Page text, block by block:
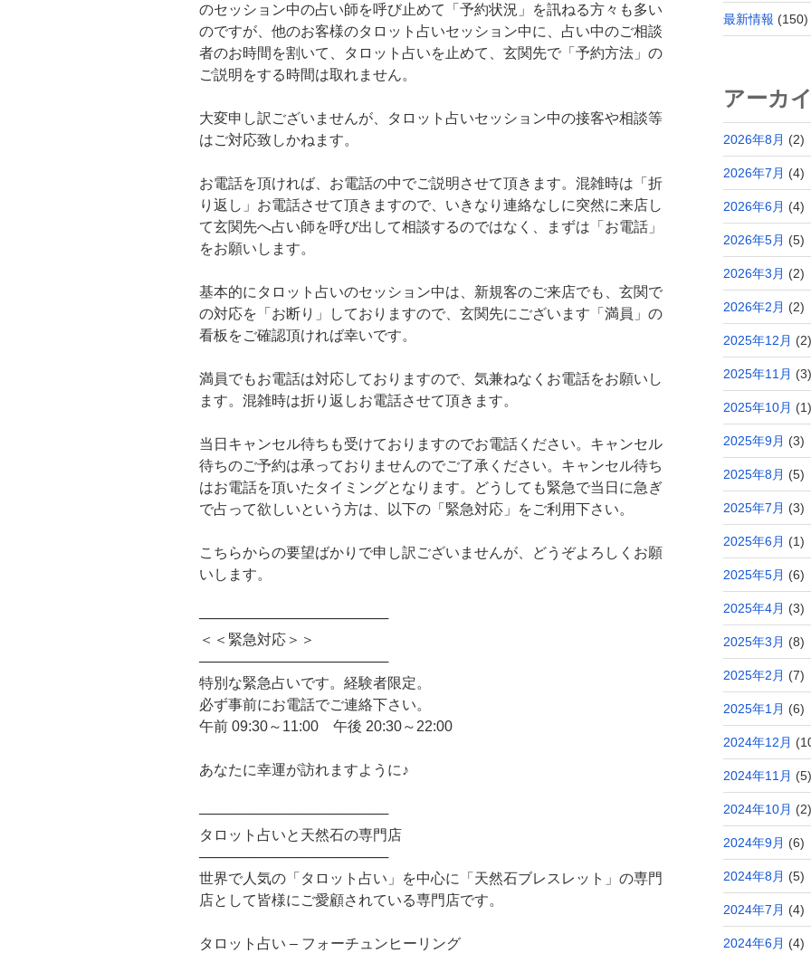
のセッション中の占い師を呼び止めて「予約状況」を訊ねる方々も多い
のですが、他のお客様のタロット占いセッション中に、占い中のご相談
者のお時間を割いて、タロット占いを止めて、玄関先で「予約方法」の
ご説明をする時間は取れません。
大変申し訳ございませんが、タロット占いセッション中の接客や相談等
はご対応致しかねます。
お電話を頂ければ、お電話の中でご説明させて頂きます。混雑時は「折
り返し」お電話させて頂きますので、いきなり連絡なしに突然に来店し
て玄関先へ占い師を呼び出して相談するのではなく、まずは「お電話」
をお願いします。
基本的にタロット占いのセッション中は、新規客のご来店でも、玄関で
の対応を「お断り」しておりますので、玄関先にございます「満員」の
看板をご確認頂ければ幸いです。
満員でもお電話は対応しておりますので、気兼ねなくお電話をお願いし
ます。混雑時は折り返しお電話させて頂きます。
当日キャンセル待ちも受けておりますのでお電話ください。キャンセル
待ちのご予約は承っておりませんのでご了承ください。キャンセル待ち
はお電話を頂いたタイミングとなります。どうしても緊急で当日に急ぎ
で占って欲しいという方は、以下の「緊急対応」をご利用下さい。
こちらからの要望ばかりで申し訳ございませんが、どうぞよろしくお願
いします。
───────────────────
＜＜緊急対応＞＞
───────────────────
特別な緊急占いです。経験者限定。
必ず事前にお電話でご連絡下さい。
午前 09:30～11:00 午後 20:30～22:00
あなたに幸運が訪れますように♪
───────────────────
タロット占いと天然石の専門店
───────────────────
世界で人気の「タロット占い」を中心に「天然石ブレスレット」の専門
店として皆様にご愛顧されている専門店です。
タロット占い – フォーチュンヒーリング
最新情報 (150)
アーカ
2026年8月 (2)
2026年7月 (4)
2026年6月 (4)
2026年5月 (5)
2026年3月 (2)
2026年2月 (2)
2025年12月 (2)
2025年11月 (3)
2025年10月 (1)
2025年9月 (3)
2025年8月 (5)
2025年7月 (3)
2025年6月 (1)
2025年5月 (6)
2025年4月 (3)
2025年3月 (8)
2025年2月 (7)
2025年1月 (6)
2024年12月
2024年11月 (5)
2024年10月 (2)
2024年9月 (6)
2024年8月 (5)
2024年7月 (4)
2024年6月 (4)